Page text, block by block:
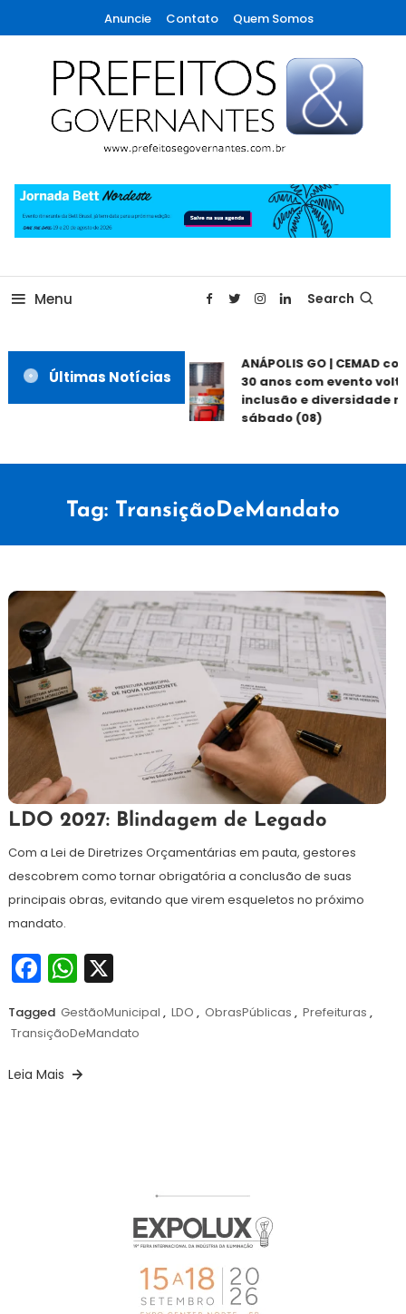
To
Content
Anuncie Contato Quem Somos
Prefeitos & Governantes
Menu Search
Últimas Notícias
ANÁPOLIS GO | CEMAD
30 anos com evento
inclusão e diversidade
sábado (08)
Tag: TransiçãoDeMandato
25
junho
de
Redação
LDO 2027: Blindagem de Legado
Com a Lei de Diretrizes Orçamentárias em pauta, gestores
descobrem como tornar obrigatória a conclusão de suas
principais obras, evitando que virem esqueletos no próximo
mandato.
Facebook
WhatsApp
X
Tagged GestãoMunicipal , LDO , ObrasPúblicas , Prefeituras ,
TransiçãoDeMandato
Leia Mais